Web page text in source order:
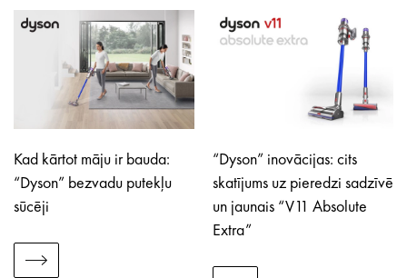
Kad kārtot māju ir bauda:
“Dyson” bezvadu putekļu
sūcēji
“Dyson” inovācijas: cits
skatījums uz pieredzi sadzīvē
un jaunais “V11 Absolute
Extra”